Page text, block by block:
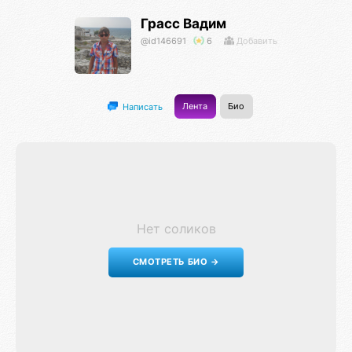
Грасс Вадим
@id146691 6 Добавить
Написать Лента Био
Нет соликов
СМОТРЕТЬ БИО →